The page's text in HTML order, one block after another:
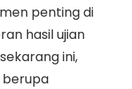
penting di
hasil ujian
ini,
berupa